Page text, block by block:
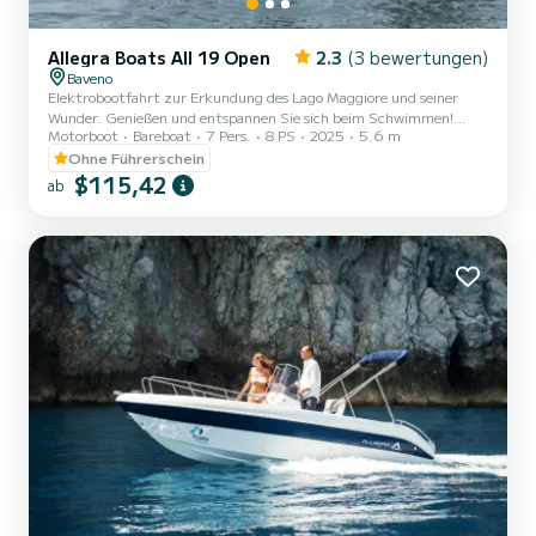
Allegra Boats All 19 Open 2.3 (3 bewertungen)
Baveno
Elektrobootfahrt zur Erkundung des Lago Maggiore und seiner
Wunder. Genießen und entspannen Sie sich beim Schwimmen!
Respektieren Sie die Umwelt und die Natur mit unserem
Elektromotor. Die Boote garantieren eine Autonomie von 5
Stunden Navigation bei einer Geschwindigkeit von 5 Knoten.
Brandneue elektrische Traktionsboote von Lakenergy Entspannung
Geräusche Ohne Bootsführerschein Ohne Umweltverschmutzung
Motorboot Bareboat 7 Pers. 8 PS 2025
5.6 m
Ohne Führerschein
ab $115,42